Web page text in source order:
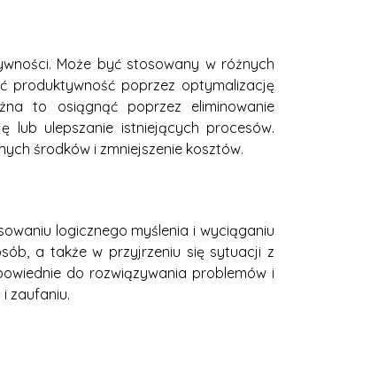
Może być stosowany w różnych
produktywność poprzez optymalizację
to osiągnąć poprzez eliminowanie
lub ulepszanie istniejących procesów.
środków i zmniejszenie kosztów.
logicznego myślenia i wyciąganiu
a także w przyjrzeniu się sytuacji z
do rozwiązywania problemów i
zaufaniu.